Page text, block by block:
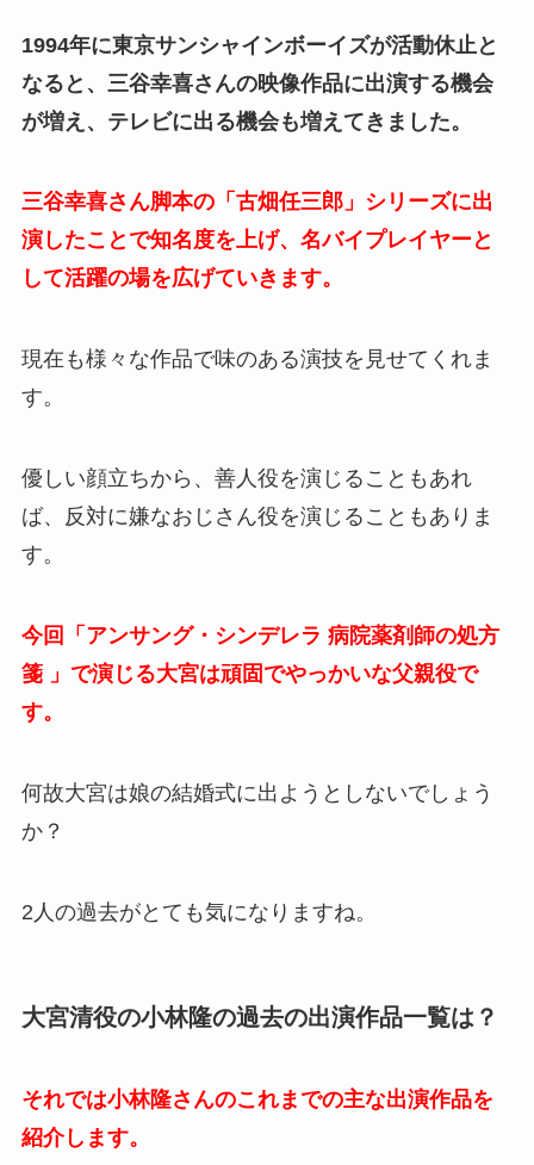
1994年に東京サンシャインボーイズが活動休止と
なると、三谷幸喜さんの映像作品に出演する機会
が増え、テレビに出る機会も増えてきました。
三谷幸喜さん脚本の「古畑任三郎」シリーズに出
演したことで知名度を上げ、名バイプレイヤーと
して活躍の場を広げていきます。
現在も様々な作品で味のある演技を見せてくれま
す。
優しい顔立ちから、善人役を演じることもあれ
ば、反対に嫌なおじさん役を演じることもありま
す。
今回「アンサング・シンデレラ 病院薬剤師の処方
箋 」で演じる大宮は頑固でやっかいな父親役で
す。
何故大宮は娘の結婚式に出ようとしないでしょう
か？
2人の過去がとても気になりますね。
大宮清役の小林隆の過去の出演作品一覧は？
それでは小林隆さんのこれまでの主な出演作品を
紹介します。